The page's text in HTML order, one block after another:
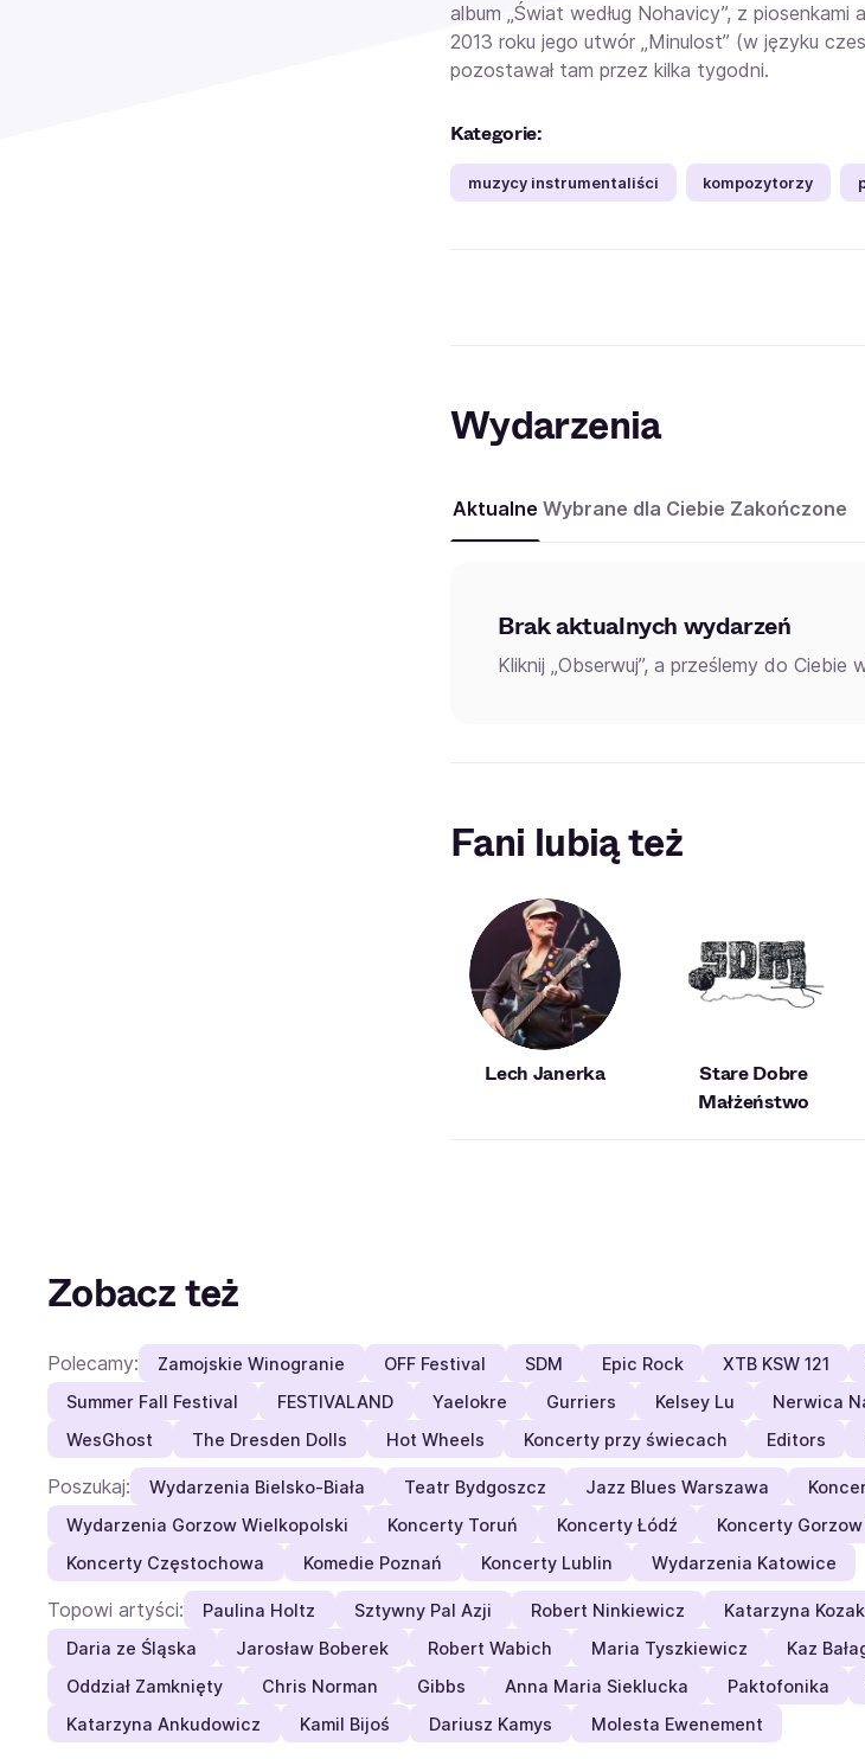
album „Świat według Nohavicy”, z
2013 roku jego utwór „Minulost” (w języku
pozostawał tam przez kilka tygodni.
Kategorie:
muzycy instrumentaliści kompozytorzy
Wydarzenia
Aktualne Wybrane dla Ciebie Zakończone
Brak aktualnych wydarzeń
Kliknij „Obserwuj”, a prześlemy do
Fani lubią też
Lech Janerka
Stare Dobre
Małżeństwo
Zobacz też
Polecamy: Zamojskie Winogranie OFF Festival SDM Epic Rock XTB KSW 121
Summer Fall Festival
FESTIVALAND Yaelokre Gurriers Kelsey Lu Nerwica
WesGhost
The Dresden Dolls Hot Wheels Koncerty przy świecach Editors
Poszukaj: Wydarzenia Bielsko-Biała Teatr Bydgoszcz Jazz Blues Warszawa
Wydarzenia Gorzow Wielkopolski
Koncerty Toruń Koncerty Łódź Koncerty
Koncerty Częstochowa
Komedie Poznań Koncerty Lublin Wydarzenia Katowice
Topowi artyści: Paulina Holtz Sztywny Pal Azji Robert Ninkiewicz Katarzyna Kozak
Daria ze Śląska
Jarosław Boberek Robert Wabich Maria Tyszkiewicz Kaz
Oddział Zamknięty
Chris Norman Gibbs Anna Maria Sieklucka Paktofonika
Katarzyna Ankudowicz
Kamil Bijoś Dariusz Kamys Molesta Ewenement